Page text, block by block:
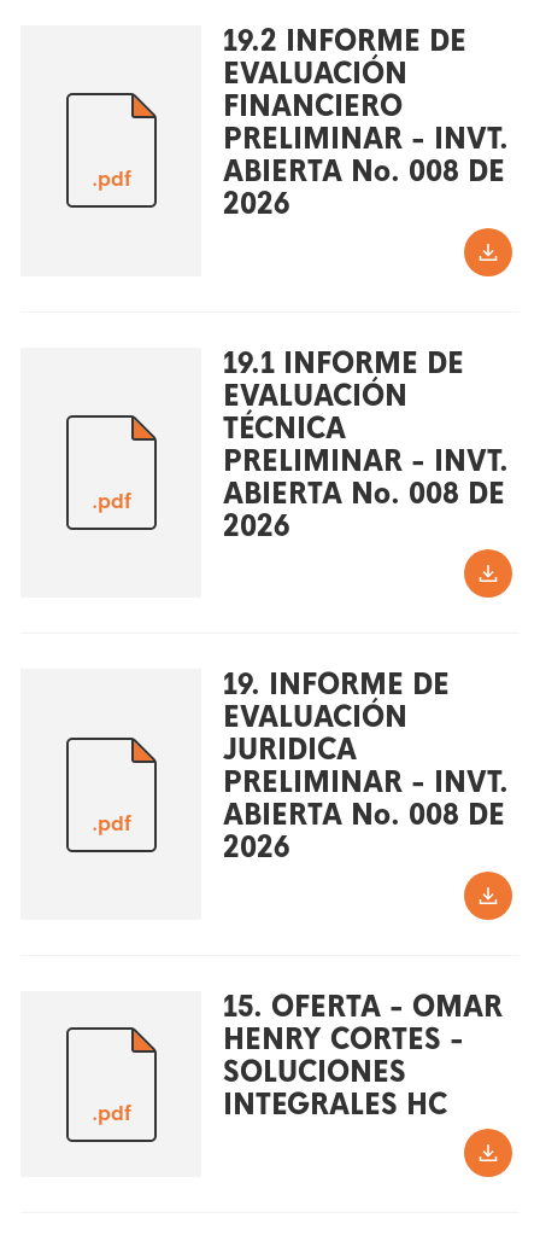
.pdf
19.2 INFORME DE
EVALUACIÓN
FINANCIERO
PRELIMINAR - INVT.
ABIERTA No. 008 DE
2026
.pdf
19.1 INFORME DE
EVALUACIÓN
TÉCNICA
PRELIMINAR - INVT.
ABIERTA No. 008 DE
2026
.pdf
19. INFORME DE
EVALUACIÓN
JURIDICA
PRELIMINAR - INVT.
ABIERTA No. 008 DE
2026
.pdf
15. OFERTA - OMAR
HENRY CORTES -
SOLUCIONES
INTEGRALES HC